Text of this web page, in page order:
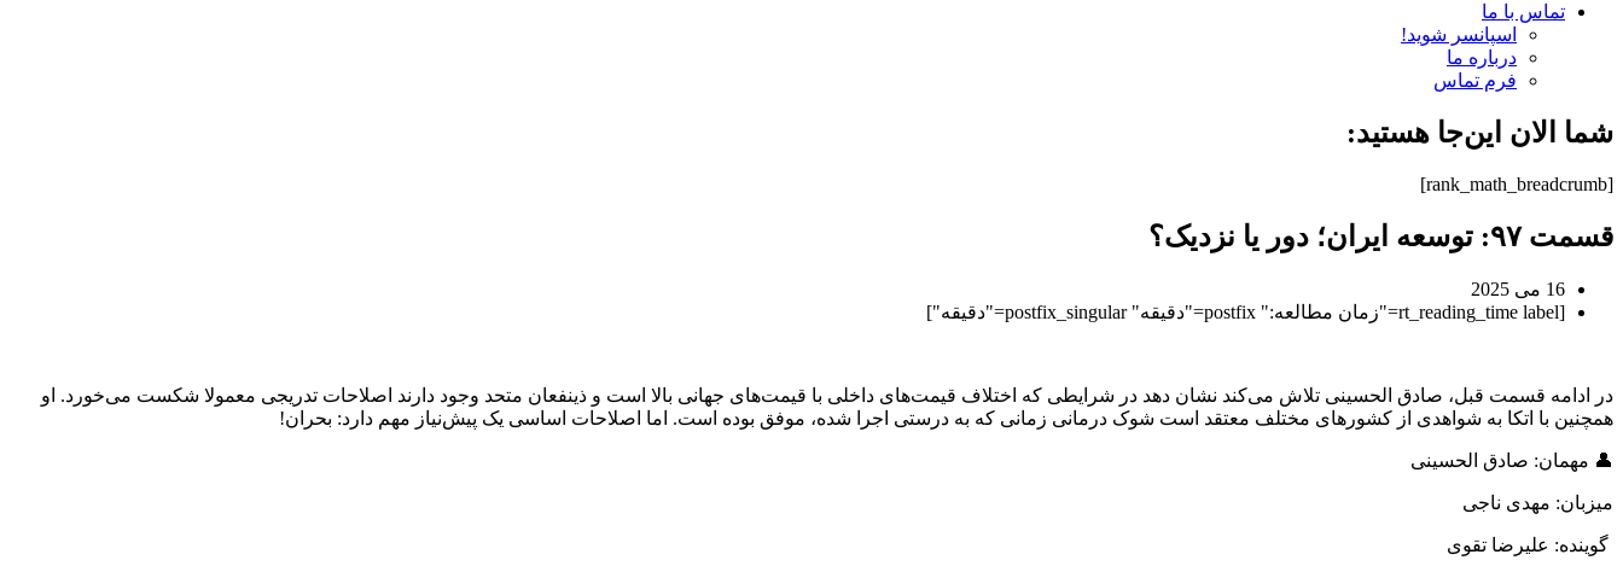
تماس با ما
اسپانسر شوید!
درباره ما
فرم تماس
شما الان این‌جا هستید:
[rank_math_breadcrumb]
قسمت ۹۷: توسعه ایران؛ دور یا نزدیک؟
16 می 2025
[rt_reading_time label="زمان مطالعه:" postfix="دقیقه" postfix_singular="دقیقه"]
در ادامه قسمت قبل، صادق الحسینی تلاش می‌کند نشان دهد در شرایطی که اختلاف قیمت‌های داخلی با قیمت‌های جهانی بالا است و ذینفعان متحد وجود دارند اصلاحات تدریجی معمولا شکست می‌خورد. او
همچنین با اتکا به شواهدی از کشورهای مختلف معتقد است شوک درمانی زمانی که به درستی اجرا شده، موفق بوده است. اما اصلاحات اساسی یک پیش‌نیاز مهم دارد: بحران!
👤 مهمان: صادق الحسینی
میزبان: مهدی ناجی
گوینده: علیرضا تقوی